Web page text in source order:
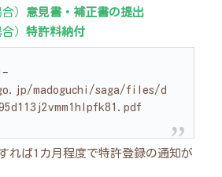
） 意見書・補正書の提出
） 特許料納付
madoguchi/saga/files/d
れば1カ月程度で特許登録の通知が